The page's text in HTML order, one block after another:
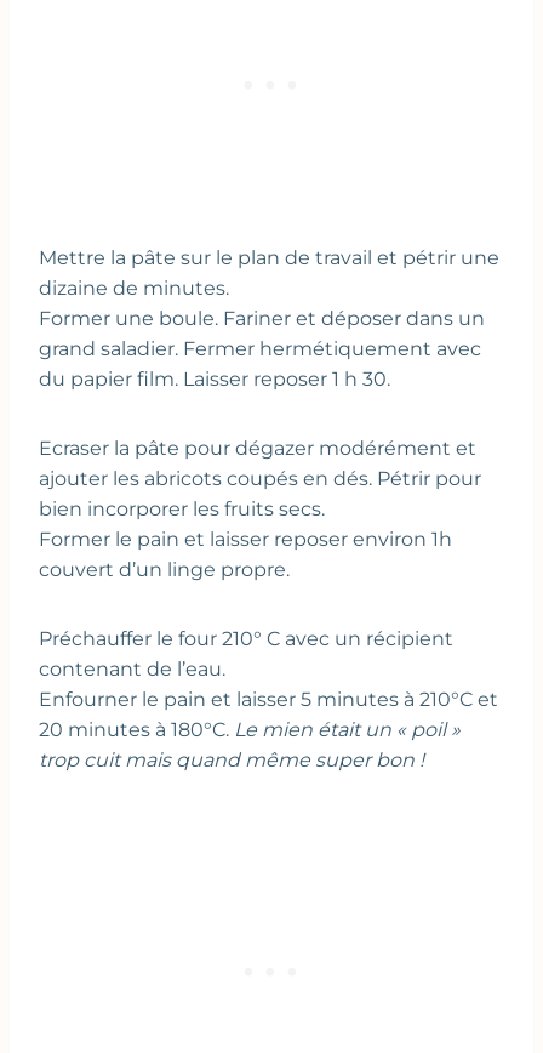
Mettre la pâte sur le plan de travail et pétrir une
dizaine de minutes.
Former une boule. Fariner et déposer dans un
grand saladier. Fermer hermétiquement avec
du papier film. Laisser reposer 1 h 30.
Ecraser la pâte pour dégazer modérément et
ajouter les abricots coupés en dés. Pétrir pour
bien incorporer les fruits secs.
Former le pain et laisser reposer environ 1h
couvert d’un linge propre.
Préchauffer le four 210° C avec un récipient
contenant de l’eau.
Enfourner le pain et laisser 5 minutes à 210°C et
20 minutes à 180°C. Le mien était un « poil »
trop cuit mais quand même super bon !